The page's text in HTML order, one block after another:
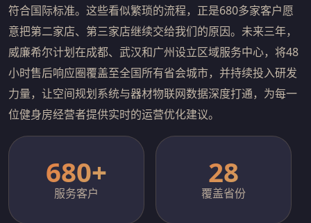
符合国际标准。这些看似繁琐的流程，正是680多家客户愿
意把第二家店、第三家店继续交给我们的原因。未来三年，
威廉希尔计划在成都、武汉和广州设立区域服务中心，将48
小时售后响应圈覆盖至全国所有省会城市，并持续投入研发
力量，让空间规划系统与器材物联网数据深度打通，为每一
位健身房经营者提供实时的运营优化建议。
680+
服务客户
28
覆盖省份